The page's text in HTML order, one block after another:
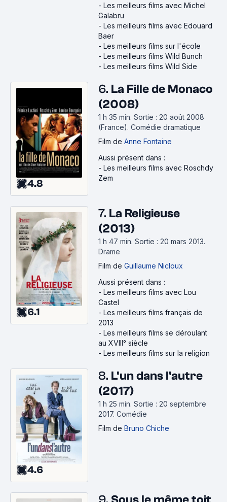
- Les meilleurs films avec Michel
Galabru
- Les meilleurs films avec Edouard
Baer
- Les meilleurs films sur l'école
- Les meilleurs films Wild Bunch
- Les meilleurs films Wild Side
4.8
6. La Fille de Monaco
(2008)
1 h 35 min. Sortie : 20 août 2008
(France). Comédie dramatique
Film de Anne Fontaine
Aussi présent dans :
- Les meilleurs films avec Roschdy
Zem
6.1
7. La Religieuse
(2013)
1 h 47 min. Sortie : 20 mars 2013.
Drame
Film de Guillaume Nicloux
Aussi présent dans :
- Les meilleurs films avec Lou
Castel
- Les meilleurs films français de
2013
- Les meilleurs films se déroulant
au XVIII° siècle
- Les meilleurs films sur la religion
4.6
8. L'un dans l'autre
(2017)
1 h 25 min. Sortie : 20 septembre
2017. Comédie
Film de Bruno Chiche